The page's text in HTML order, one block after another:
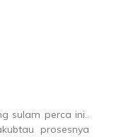
sulam perca ini..
prosesnya